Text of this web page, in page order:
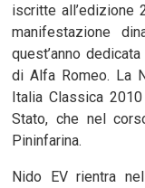
iscritte all’edizione
manifestazione
quest’anno
di Alfa Romeo. La
Italia Classica
Stato, che nel
Pininfarina.
Nido EV rientra